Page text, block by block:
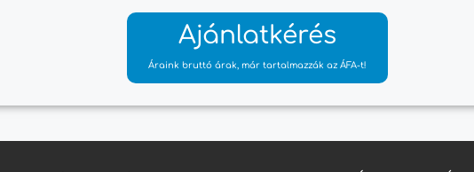
Ajánlatkérés
Áraink bruttó árak, már tartalmazzák az ÁFA-t!